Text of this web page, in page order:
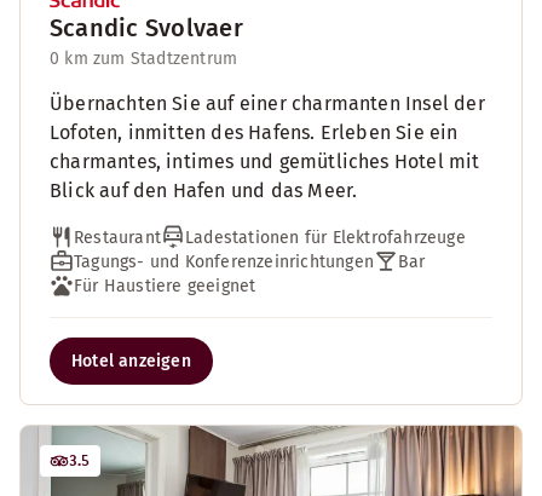
Scandic Svolvaer
0 km zum Stadtzentrum
Übernachten Sie auf einer charmanten Insel der
Lofoten, inmitten des Hafens. Erleben Sie ein
charmantes, intimes und gemütliches Hotel mit
Blick auf den Hafen und das Meer.
Restaurant
Ladestationen für Elektrofahrzeuge
Tagungs- und Konferenzeinrichtungen
Bar
Für Haustiere geeignet
Hotel anzeigen
3.5